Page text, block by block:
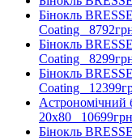
Бінокль
Coating
Бінокль
Coating
Бінокль
Coating
Астрономічний
20x80
Бінокль